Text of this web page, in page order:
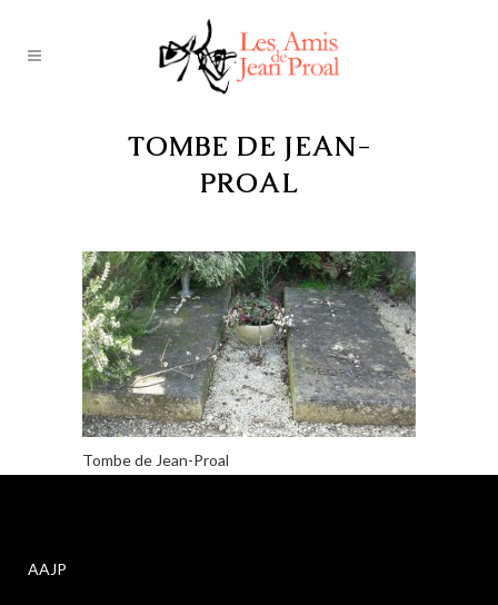
TOMBE DE JEAN-
PROAL
Tombe de Jean-Proal
AAJP